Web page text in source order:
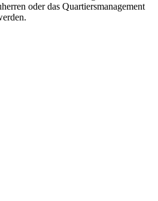
oder das Quartiersmanagement